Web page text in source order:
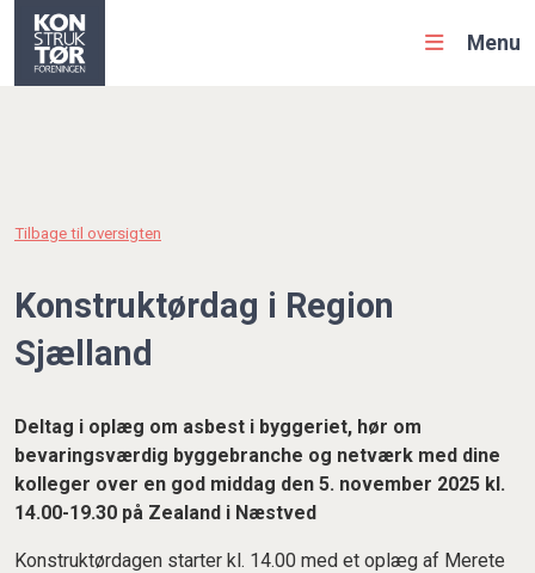
Menu
Tilbage til oversigten
Konstruktørdag i Region
Sjælland
Deltag i oplæg om asbest i byggeriet, hør om
bevaringsværdig byggebranche og netværk med dine
kolleger over en god middag den 5. november 2025 kl.
14.00-19.30 på Zealand i Næstved
Konstruktørdagen starter kl. 14.00 med et oplæg af Merete